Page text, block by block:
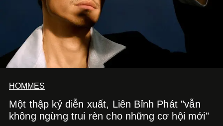
HOMMES
Một thập kỷ diễn xuất, Liên Bỉnh Phát "vẫn
không ngừng trui rèn cho những cơ hội mới"